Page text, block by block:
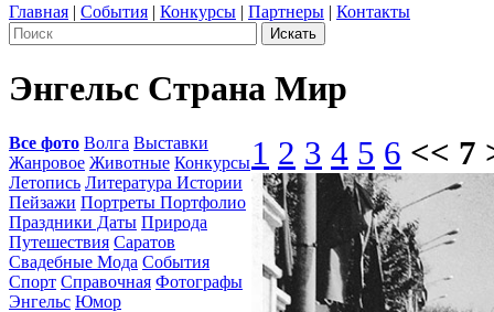
Главная | События | Конкурсы | Партнеры | Контакты
Энгельс Страна Мир
Все фото Волга Выставки
Жанровое Животные Конкурсы
Летопись Литература Истории
Пейзажи Портреты Портфолио
Праздники Даты Природа
Путешествия Саратов
Свадебные Мода События
Спорт Справочная Фотографы
Энгельс Юмор
1 2 3 4 5 6 << 7